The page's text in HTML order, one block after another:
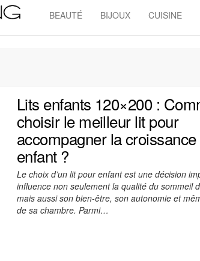
BEAUTÉ BIJOUX CUISINE
Lits enfants 120×200 :
choisir le meilleur lit pour
accompagner la
enfant ?
Le choix d’un lit pour enfant est une décision
influence non seulement la qualité du sommeil
mais aussi son bien-être, son autonomie et
de sa chambre. Parmi…